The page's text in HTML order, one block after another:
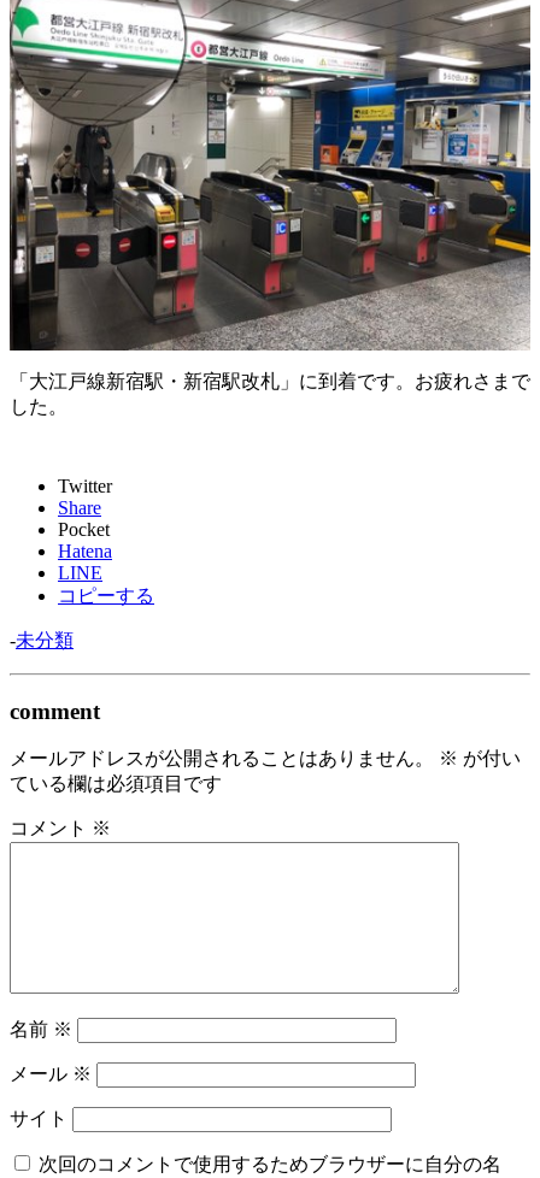
「大江戸線新宿駅・新宿駅改札」に到着です。お疲れさまで
した。
Twitter
Share
Pocket
Hatena
LINE
コピーする
-未分類
comment
メールアドレスが公開されることはありません。 ※ が付い
ている欄は必須項目です
コメント ※
名前 ※
メール ※
サイト
次回のコメントで使用するためブラウザーに自分の名